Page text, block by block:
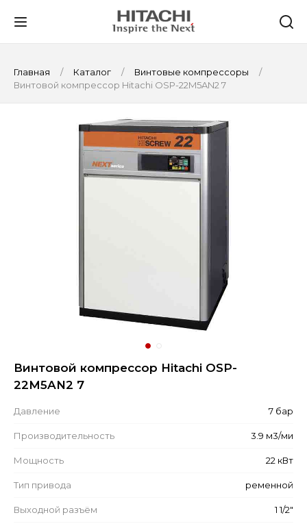
Главная Каталог
Винтовые компрессоры
Винтовой компрессор Hitachi OSP-22M5AN2 7
Винтовой компрессор Hitachi OSP-
22M5AN2 7
Давление 7 бар
Производительность 3.9 м3/ми
Мощность 22 кВт
Тип привода ременной
Выходной разъём 1 1/2"